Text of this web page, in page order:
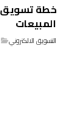
خطة تسويق
المبيعات
التسويق الالكتروني